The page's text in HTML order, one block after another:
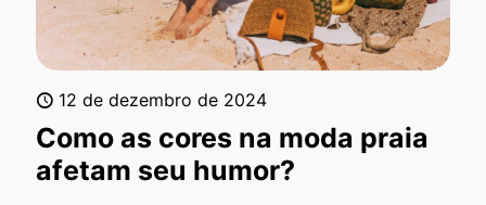
12 de dezembro de 2024
Como as cores na moda praia
afetam seu humor?